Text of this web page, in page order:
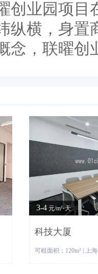
创业园项目
纵横，身置
念，联曜创
3-4 元/m²⋅天
科技大厦
可租面积：120m² | 上